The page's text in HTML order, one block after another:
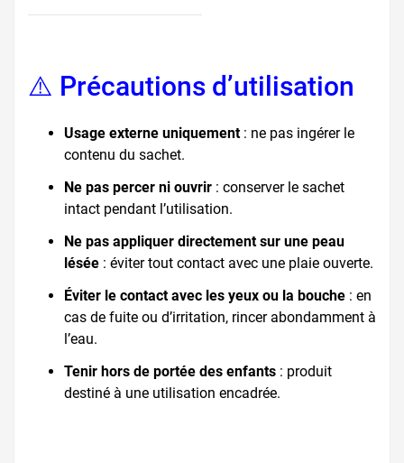
⚠️ Précautions d’utilisation
Usage externe uniquement: ne pas ingérer le
contenu du sachet.
Ne pas percer ni ouvrir : conserver le sachet
intact pendant l’utilisation.
Ne pas appliquer directement sur une peau
lésée : éviter tout contact avec une plaie ouverte.
Éviter le contact avec les yeux ou la bouche : en
cas de fuite ou d’irritation, rincer abondamment à
l’eau.
Tenir hors de portée des enfants : produit
destiné à une utilisation encadrée.